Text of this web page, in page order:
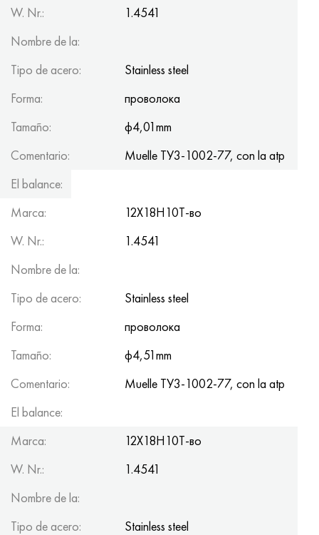
W. Nr.:
1.4541
Nombre de la:
Tipo de acero:
Stainless steel
Forma:
проволока
Tamaño:
ф4,01mm
Comentario:
Muelle ТУ3-1002-77, con la atp
El balance:
Marca:
12Х18Н10Т-во
W. Nr.:
1.4541
Nombre de la:
Tipo de acero:
Stainless steel
Forma:
проволока
Tamaño:
ф4,51mm
Comentario:
Muelle ТУ3-1002-77, con la atp
El balance:
Marca:
12Х18Н10Т-во
W. Nr.:
1.4541
Nombre de la:
Tipo de acero:
Stainless steel